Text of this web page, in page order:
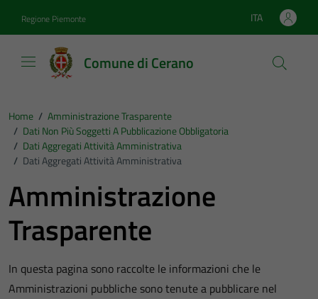
Regione Piemonte Lingua attiva:
ITA
Comune di Cerano
Home / Amministrazione Trasparente
/ Dati Non Più Soggetti A Pubblicazione Obbligatoria
/ Dati Aggregati Attività Amministrativa
/ Dati Aggregati Attività Amministrativa
Amministrazione
Trasparente
In questa pagina sono raccolte le informazioni che le
Amministrazioni pubbliche sono tenute a pubblicare nel